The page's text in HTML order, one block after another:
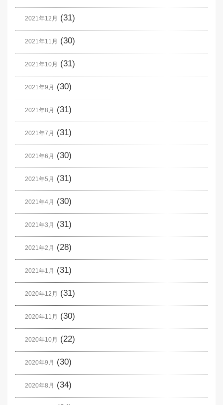
2021年12月 (31)
2021年11月 (30)
2021年10月 (31)
2021年9月 (30)
2021年8月 (31)
2021年7月 (31)
2021年6月 (30)
2021年5月 (31)
2021年4月 (30)
2021年3月 (31)
2021年2月 (28)
2021年1月 (31)
2020年12月 (31)
2020年11月 (30)
2020年10月 (22)
2020年9月 (30)
2020年8月 (34)